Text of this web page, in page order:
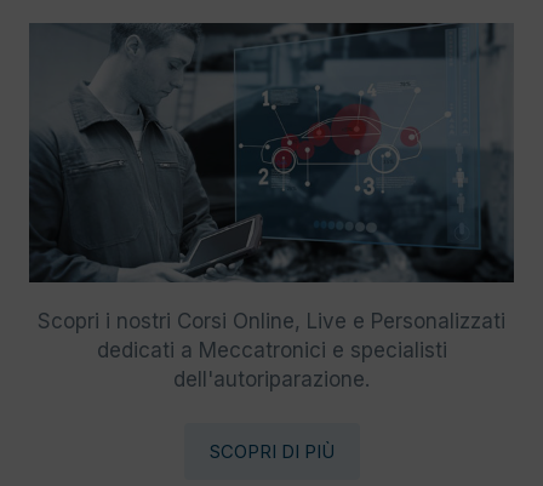
Scopri i nostri Corsi Online, Live e Personalizzati
dedicati a Meccatronici e specialisti
dell'autoriparazione.
SCOPRI DI PIÙ